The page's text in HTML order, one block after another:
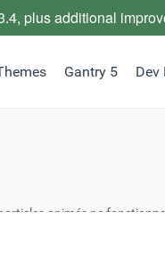
Gantry 5 Dev
animés ne
plus additional